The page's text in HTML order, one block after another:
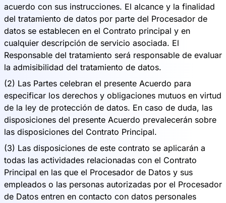
acuerdo con sus instrucciones. El alcance y la finalidad
del tratamiento de datos por parte del Procesador de
datos se establecen en el Contrato principal y en
cualquier descripción de servicio asociada. El
Responsable del tratamiento será responsable de evaluar
la admisibilidad del tratamiento de datos.
(2) Las Partes celebran el presente Acuerdo para
especificar los derechos y obligaciones mutuos en virtud
de la ley de protección de datos. En caso de duda, las
disposiciones del presente Acuerdo prevalecerán sobre
las disposiciones del Contrato Principal.
(3) Las disposiciones de este contrato se aplicarán a
todas las actividades relacionadas con el Contrato
Principal en las que el Procesador de Datos y sus
empleados o las personas autorizadas por el Procesador
de Datos entren en contacto con datos personales